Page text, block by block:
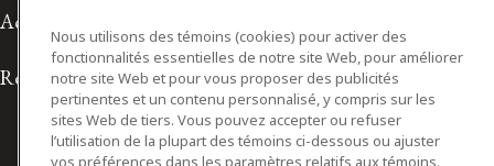
Accessibilité
Relations avec les médias
Nous utilisons des témoins (cookies) pour activer des
fonctionnalités essentielles de notre site Web, pour améliorer
notre site Web et pour vous proposer des publicités
pertinentes et un contenu personnalisé, y compris sur les
sites Web de tiers. Vous pouvez accepter ou refuser
l’utilisation de la plupart des témoins ci-dessous ou ajuster
vos préférences dans les paramètres relatifs aux témoins.